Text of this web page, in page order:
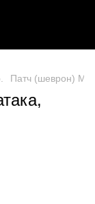
Патч (шеврон)